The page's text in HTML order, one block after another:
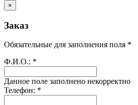
×
Заказ
Обязательные для заполнения поля *
Ф.И.О.: *
Данное поле заполнено некорректно
Телефон: *